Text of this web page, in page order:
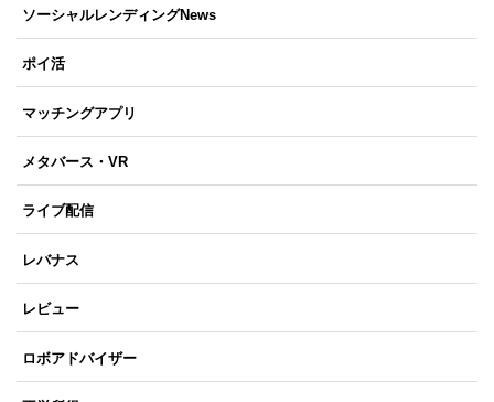
ソーシャルレンディングNews
ポイ活
マッチングアプリ
メタバース・VR
ライブ配信
レバナス
レビュー
ロボアドバイザー